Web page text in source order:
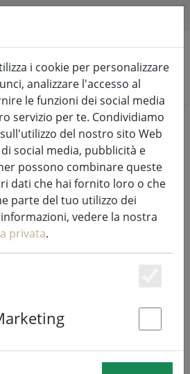
fiabesca Luci di fata
rete luminosa
LED bianco caldo 3 x
nero
i cookie per personalizzare
analizzare l'accesso al
le funzioni dei social media
servizio per te. Condividiamo
del nostro sito Web
social media, pubblicità e
possono combinare queste
dati che hai fornito loro o che
parte del tuo utilizzo dei
vedere la nostra
privata.